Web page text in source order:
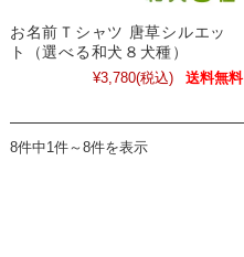
お名前Ｔシャツ 唐草シルエッ
ト（選べる和犬８犬種）
¥3,780(税込) 送料無料
8件中1件～8件を表示